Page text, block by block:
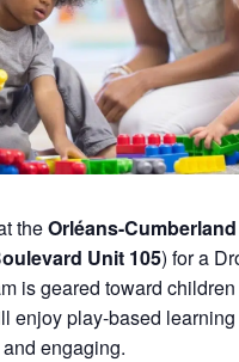
theOrléans-
Unit 105) for a
is geared toward
enjoy play-based
engaging.